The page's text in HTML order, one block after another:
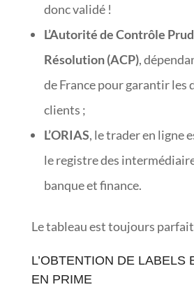
donc validé !
L’Autorité de Contrôle
Résolution (ACP),
de France pour garantir les
clients ;
L’ORIAS, le trader en ligne
le registre des
banque et finance.
Le tableau est toujours
L’OBTENTION DE LABELS
EN PRIME